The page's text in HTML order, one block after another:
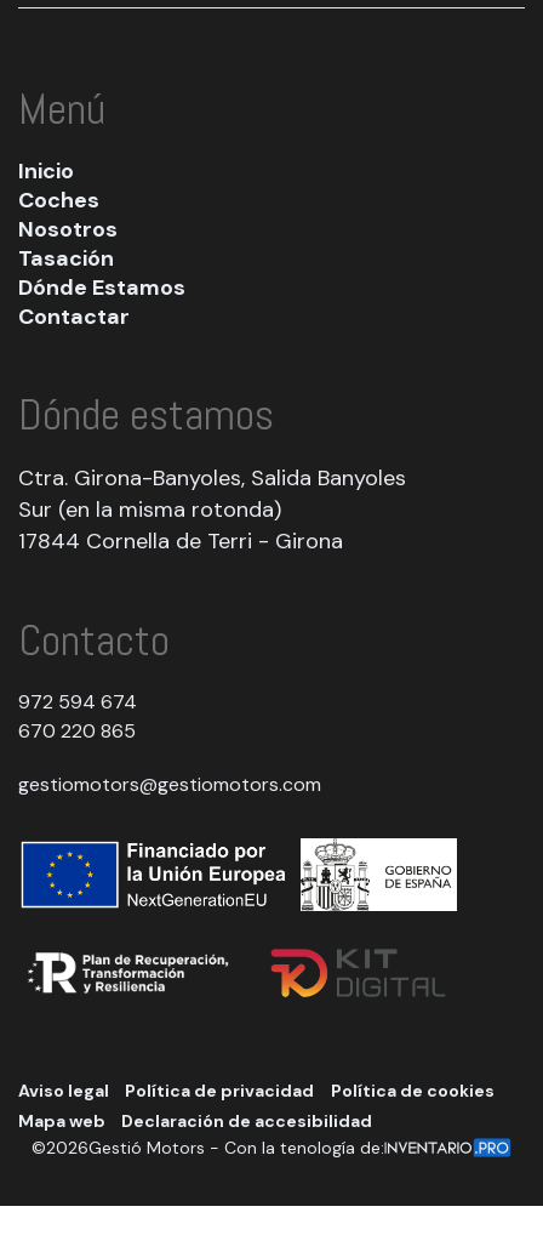
Menú
Inicio
Coches
Nosotros
Tasación
Dónde Estamos
Contactar
Dónde estamos
Ctra. Girona-Banyoles, Salida Banyoles
Sur (en la misma rotonda)
17844 Cornella de Terri - Girona
Contacto
972 594 674
670 220 865
gestiomotors@gestiomotors.com
Aviso legal Política de privacidad
Política de cookies
Mapa web
Declaración de accesibilidad
©2026Gestió Motors - Con la tenología de: